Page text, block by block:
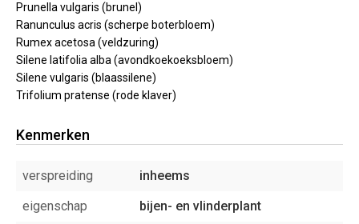
Prunella vulgaris (brunel)
Ranunculus acris (scherpe boterbloem)
Rumex acetosa (veldzuring)
Silene latifolia alba (avondkoekoeksbloem)
Silene vulgaris (blaassilene)
Trifolium pratense (rode klaver)
Kenmerken
verspreiding
inheems
eigenschap
bijen- en vlinderplant